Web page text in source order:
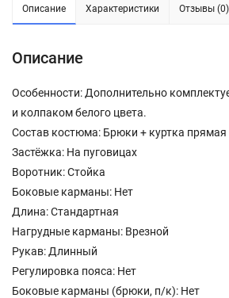
Описание Характеристики Отзывы (0)
Описание
Особенности: Дополнительно
и колпаком белого цвета.
Состав костюма: Брюки + куртка прямая
Застёжка: На пуговицах
Воротник: Стойка
Боковые карманы: Нет
Длина: Стандартная
Нагрудные карманы: Врезной
Рукав: Длинный
Регулировка пояса: Нет
Боковые карманы (брюки, п/к): Нет